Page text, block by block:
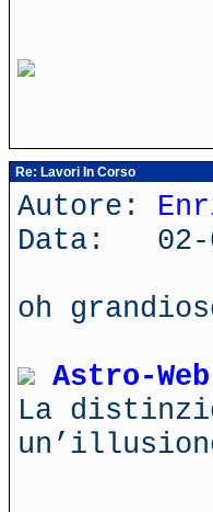
Re: Lavori In Corso
Autore:
Data: 02-
oh
Astro-
La